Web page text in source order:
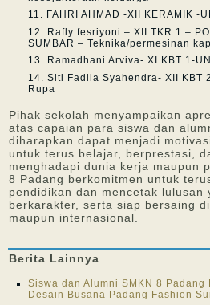
FAHRI AHMAD -XII KERAMIK -
Rafly fesriyoni – XII TKR 1 –
SUMBAR – Teknika/permesinan
Ramadhani Arviva- XI KBT 1-
Siti Fadila Syahendra- XII KBT
Rupa
Pihak sekolah menyampaikan
atas capaian para siswa dan
diharapkan dapat menjadi
untuk terus belajar, berprestasi,
menghadapi dunia kerja maupun
8 Padang berkomitmen untuk
pendidikan dan mencetak lulusan
berkarakter, serta siap bersaing
maupun internasional.
Berita Lainnya
Siswa dan Alumni SMKN 8
Desain Busana Padang Fashion